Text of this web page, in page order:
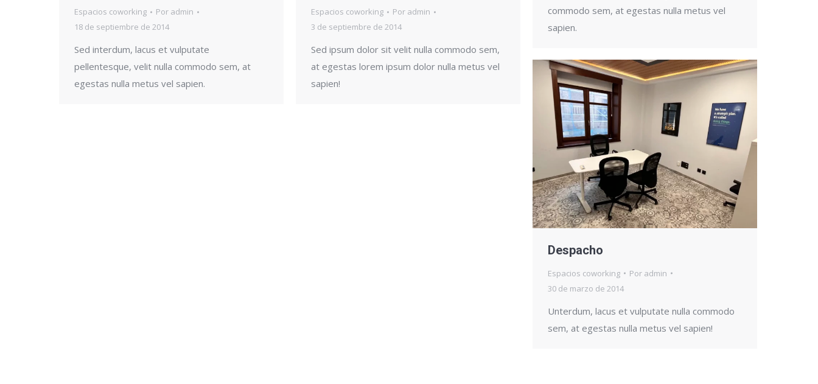
Espacios coworking Por admin
18 de septiembre de 2014
Sed interdum, lacus et vulputate
pellentesque, velit nulla commodo sem, at
egestas nulla metus vel sapien.
Espacios coworking Por admin
3 de septiembre de 2014
Sed ipsum dolor sit velit nulla commodo sem,
at egestas lorem ipsum dolor nulla metus vel
sapien!
commodo sem, at egestas nulla metus vel
sapien.
Despacho
Espacios coworking Por admin
30 de marzo de 2014
Unterdum, lacus et vulputate nulla commodo
sem, at egestas nulla metus vel sapien!